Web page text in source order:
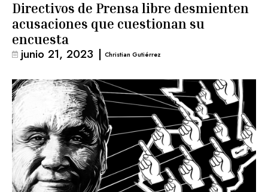
Directivos de Prensa libre desmienten
acusaciones que cuestionan su
encuesta
junio 21, 2023 | Christian Gutiérrez